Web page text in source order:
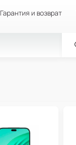
Гарантия и возврат